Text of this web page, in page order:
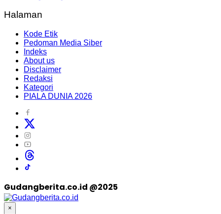
Halaman
Kode Etik
Pedoman Media Siber
Indeks
About us
Disclaimer
Redaksi
Kategori
PIALA DUNIA 2026
Gudangberita.co.id @2025
×